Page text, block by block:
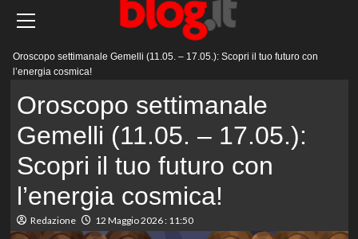
principale
Oroscopo settimanale Gemelli (11.05. – 17.05.): Scopri il tuo futuro con
l’energia cosmica!
Oroscopo settimanale
Gemelli (11.05. – 17.05.):
Scopri il tuo futuro con
l’energia cosmica!
Redazione 12 Maggio 2026 : 11:50